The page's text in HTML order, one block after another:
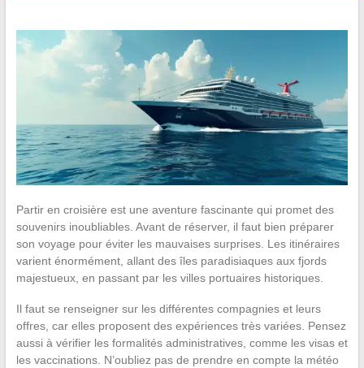
Partir en croisière est une aventure fascinante qui promet des
souvenirs inoubliables. Avant de réserver, il faut bien préparer
son voyage pour éviter les mauvaises surprises. Les itinéraires
varient énormément, allant des îles paradisiaques aux fjords
majestueux, en passant par les villes portuaires historiques.
Il faut se renseigner sur les différentes compagnies et leurs
offres, car elles proposent des expériences très variées. Pensez
aussi à vérifier les formalités administratives, comme les visas et
les vaccinations. N’oubliez pas de prendre en compte la météo